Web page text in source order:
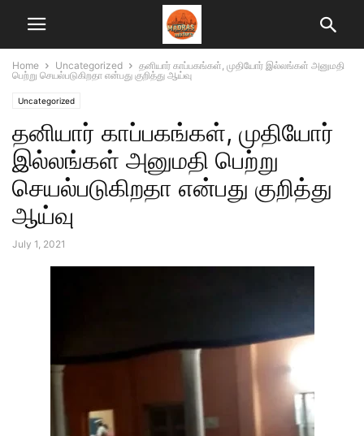
Home Uncategorized
தனியார் காப்பகங்கள், முதியோர் இல்லங்கள் அனுமதி
பெற்று செயல்படுகிறதா என்பது குறித்து ஆய்வு
Uncategorized
தனியார் காப்பகங்கள், முதியோர்
இல்லங்கள் அனுமதி பெற்று
செயல்படுகிறதா என்பது குறித்து
ஆய்வு
July 1, 2021